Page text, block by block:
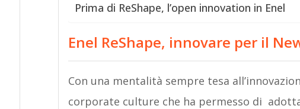
Prima di ReShape, l’open innovation in Enel
Enel ReShape, innovare per il
Con una mentalità sempre tesa
corporate culture che ha permesso di